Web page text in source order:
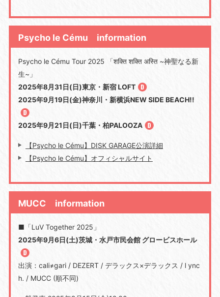
Psycho le Cému information
Psycho le Cému Tour 2025 「शक्ति शक्ति अस्ति ~神聖なる新
生~」
2025年8月31日(日)東京・新宿 LOFT
2025年9月19日(金)神奈川・新横浜NEW SIDE BEACH!!
2025年9月21日(日)千葉・柏PALOOZA
【Psycho le Cému】DISK GARAGE公演詳細
【Psycho le Cému】オフィシャルサイト
MUCC information
■「LuV Together 2025」
2025年9月6日(土)茨城・水戸市民会館 グロービスホール
出演：cali≠gari / DEZERT / デラックス×デラックス / l ync
h. / MUCC (順不同)